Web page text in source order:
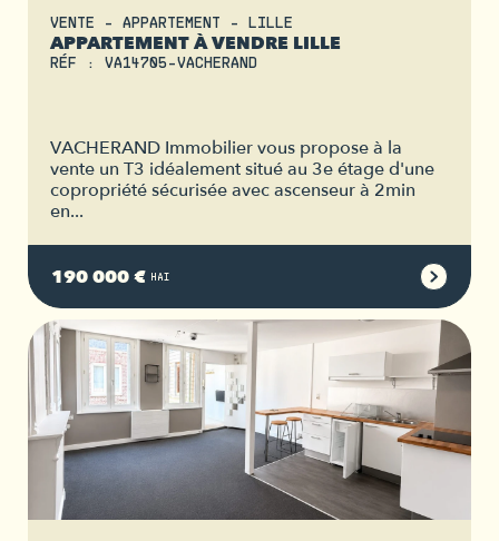
VENTE - APPARTEMENT - LILLE
APPARTEMENT À VENDRE LILLE
RÉF : VA14705-VACHERAND
VACHERAND Immobilier vous propose à la
vente un T3 idéalement situé au 3e étage d'une
copropriété sécurisée avec ascenseur à 2min
en...
190 000 € HAI